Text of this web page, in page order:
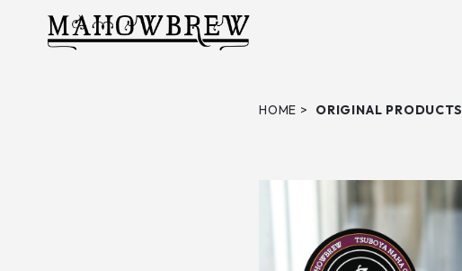
HOME ORIGINAL PRODUCTS